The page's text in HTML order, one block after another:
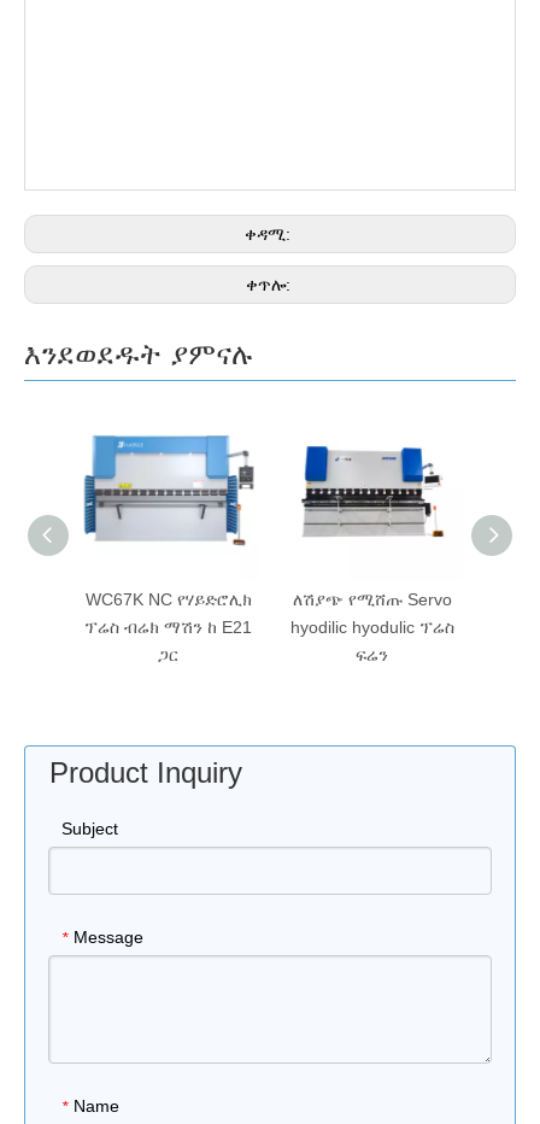
ቀዳሚ:
ቀጥሎ:
እንደወደዱት ያምናሉ
ለሽያጭ የሚሸጡ Servo
hyodilic hyodulic ፕሬስ
ፍሬን
የ CNC ፕሬስ ብሬክ ማሽን
ለሽያጭ፣የሉህ ብረት
መታጠፊያ ማሽን ከ ESA
Product Inquiry
Subject
* Message
* Name